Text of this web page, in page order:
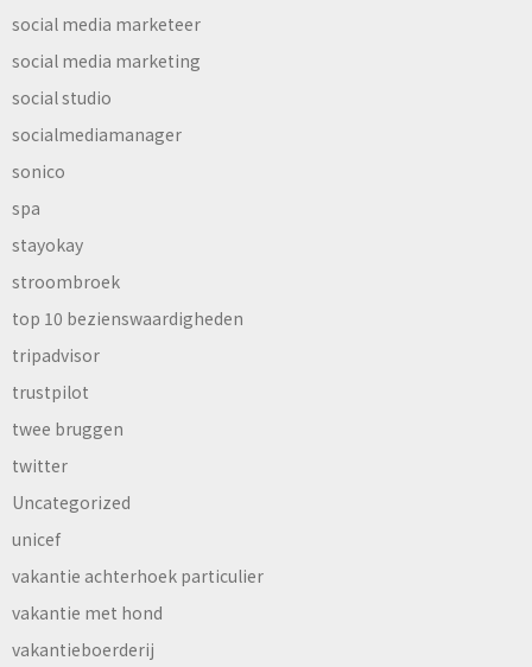
social media marketeer
social media marketing
social studio
socialmediamanager
sonico
spa
stayokay
stroombroek
top 10 bezienswaardigheden
tripadvisor
trustpilot
twee bruggen
twitter
Uncategorized
unicef
vakantie achterhoek particulier
vakantie met hond
vakantieboerderij